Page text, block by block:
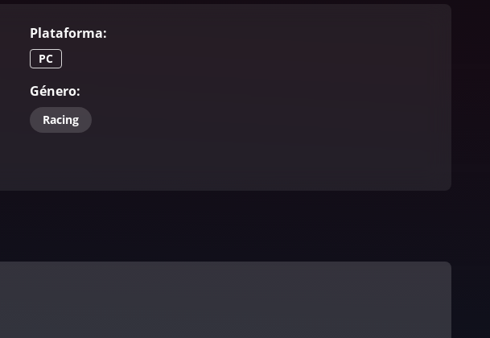
Plataforma:
PC
Género:
Racing